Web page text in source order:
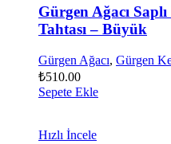
Gürgen Ağacı
Tahtası – Büyük
Gürgen Ağacı, Gürgen
₺510.00
Sepete Ekle
Hızlı İncele